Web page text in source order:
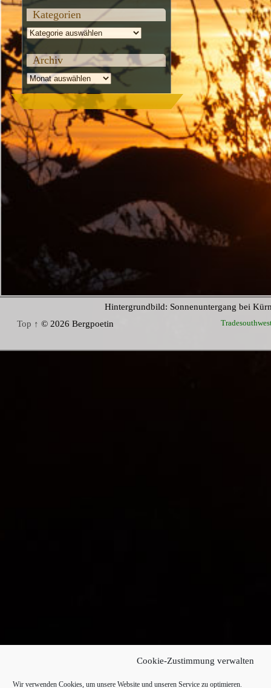
Cookie-Zustimmung verwalten
Wir verwenden Cookies, um unsere Website und unseren Service zu optimieren.
Kategorien
Kategorien
Archiv
Archiv
Hintergrundbild: Sonnenuntergang bei
Top ↑ © 2026 Bergpoetin